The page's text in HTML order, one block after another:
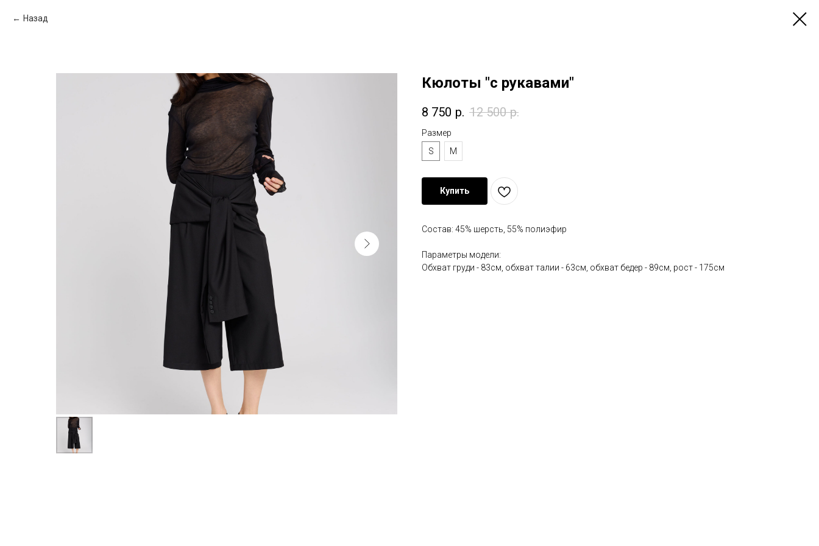
Назад
Кюлоты "с рукавами"
8 750 р. 12 500 р.
Размер
S
M
Купить
Состав: 45% шерсть, 55% полиэфир
Параметры модели:
Обхват груди - 83см, обхват талии - 63см, обхват бедер - 89см, рост - 175см